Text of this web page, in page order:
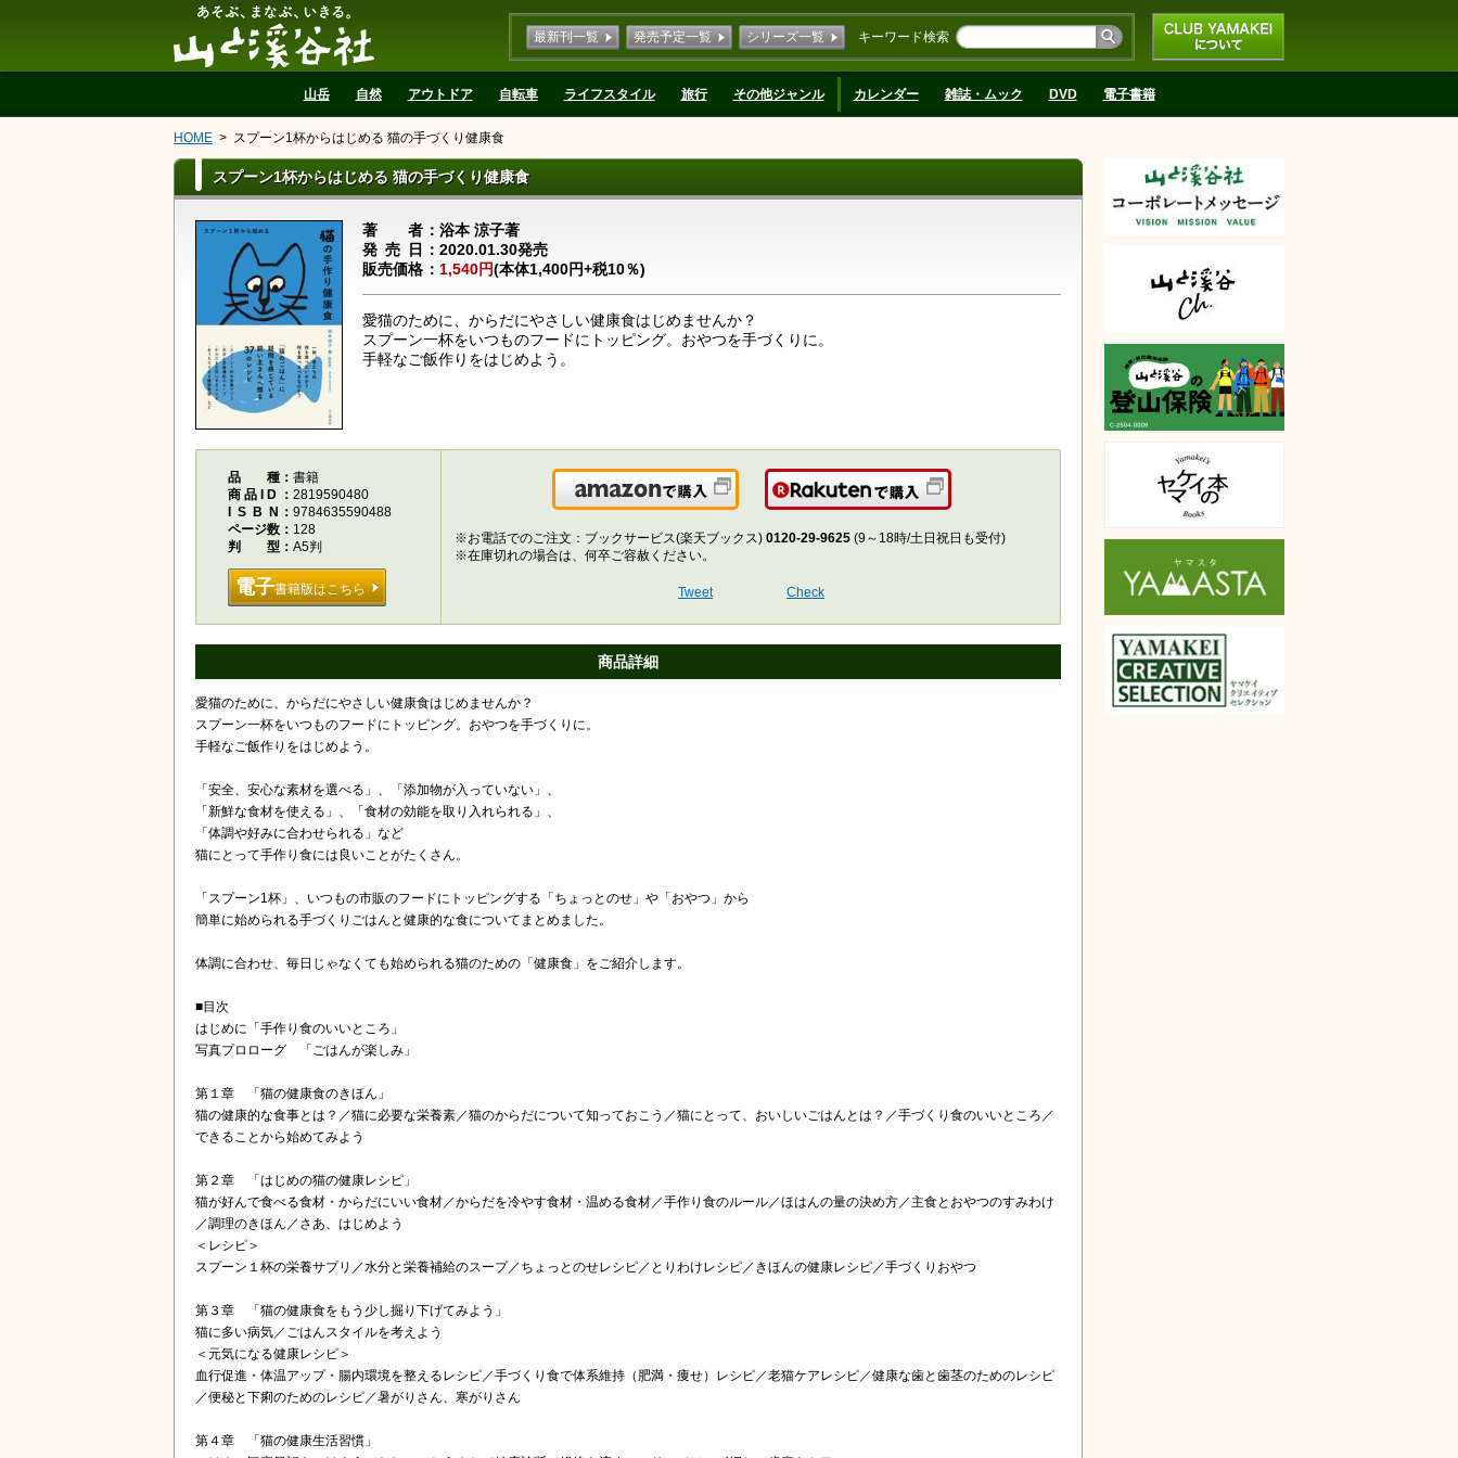
CLUB YAMAKEIにつ
いて
キーワード検索
最新刊一覧 発売予定一覧 シリーズ一覧
山岳 自然 アウトドア 自転車 ライフスタイル 旅行 その他ジャンル カレンダー 雑誌・ムック DVD 電子書籍
HOME スプーン1杯からはじめる 猫の手づくり健康食
スプーン1杯からはじめる 猫の手づくり健康食
著者浴本 涼子著
発売日 2020.01.30発売
販売価格
1,540円(本体1,400円+税10％)
愛猫のために、からだにやさしい健康食はじめませんか？
スプーン一杯をいつものフードにトッピング。おやつを手づくりに。
手軽なご飯作りをはじめよう。
品種書籍
商品ID
2819590480
ISBN
9784635590488
ページ数
128
判型A5判
電子書籍版はこちら
Amazonで購入 楽天で購入
※お電話でのご注文：ブックサービス(楽天ブックス) 0120-29-9625 (9～18時/土日祝日も受付)
※在庫切れの場合は、何卒ご容赦ください。
Tweet Check
商品詳細
愛猫のために、からだにやさしい健康食はじめませんか？
スプーン一杯をいつものフードにトッピング。おやつを手づくりに。
手軽なご飯作りをはじめよう。
「安全、安心な素材を選べる」、「添加物が入っていない」、
「新鮮な食材を使える」、「食材の効能を取り入れられる」、
「体調や好みに合わせられる」など
猫にとって手作り食には良いことがたくさん。
「スプーン1杯」、いつもの市販のフードにトッピングする「ちょっとのせ」や「おやつ」から
簡単に始められる手づくりごはんと健康的な食についてまとめました。
体調に合わせ、毎日じゃなくても始められる猫のための「健康食」をご紹介します。
■目次
はじめに「手作り食のいいところ」
写真プロローグ 「ごはんが楽しみ」
第１章 「猫の健康食のきほん」
猫の健康的な食事とは？／猫に必要な栄養素／猫のからだについて知っておこう／猫にとって、おいしいごはんとは？／手づくり食のいいところ／
できることから始めてみよう
第２章 「はじめの猫の健康レシピ」
猫が好んで食べる食材・からだにいい食材／からだを冷やす食材・温める食材／手作り食のルール／ほはんの量の決め方／主食とおやつのすみわけ
／調理のきほん／さあ、はじめよう
＜レシピ＞
スプーン１杯の栄養サプリ／水分と栄養補給のスープ／ちょっとのせレシピ／とりわけレシピ／きほんの健康レシピ／手づくりおやつ
第３章 「猫の健康食をもう少し掘り下げてみよう」
猫に多い病気／ごはんスタイルを考えよう
＜元気になる健康レシピ＞
血行促進・体温アップ・腸内環境を整えるレシピ／手づくり食で体系維持（肥満・痩せ）レシピ／老猫ケアレシピ／健康な歯と歯茎のためのレシピ
／便秘と下痢のためのレシピ／暑がりさん、寒がりさん
第４章 「猫の健康生活習慣」